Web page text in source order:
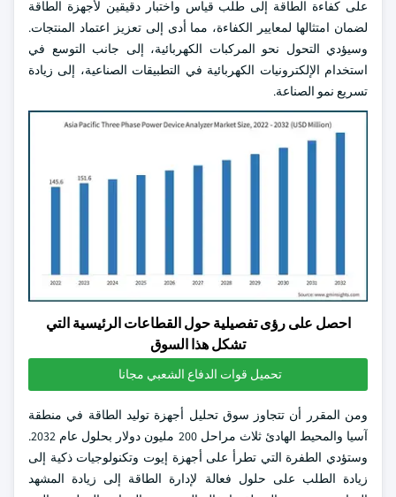
على كفاءة الطاقة إلى طلب قياس واختبار دقيقين لأجهزة الطاقة
لضمان امتثالها لمعايير الكفاءة، مما أدى إلى تعزيز اعتماد المنتجات.
وسيؤدي التحول نحو المركبات الكهربائية، إلى جانب التوسع في
استخدام الإلكترونيات الكهربائية في التطبيقات الصناعية، إلى زيادة
تسريع نمو الصناعة.
احصل على رؤى تفصيلية حول القطاعات الرئيسية التي
تشكل هذا السوق
تحميل قوات الدفاع الشعبي مجانا
ومن المقرر أن تتجاوز سوق تحليل أجهزة توليد الطاقة في منطقة
آسيا والمحيط الهادئ ثلاث مراحل 200 مليون دولار بحلول عام 2032.
وستؤدي الطفرة التي تطرأ على أجهزة إيوت وتكنولوجيات ذكية إلى
زيادة الطلب على حلول فعالة لإدارة الطاقة إلى زيادة المشهد